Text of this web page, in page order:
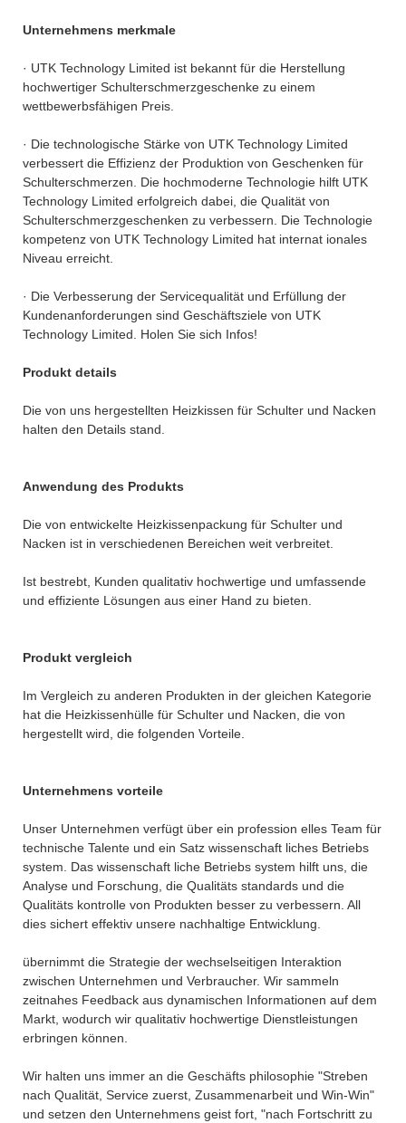
Unternehmens merkmale
· UTK Technology Limited ist bekannt für die Herstellung
hochwertiger Schulterschmerzgeschenke zu einem
wettbewerbsfähigen Preis.
· Die technologische Stärke von UTK Technology Limited
verbessert die Effizienz der Produktion von Geschenken für
Schulterschmerzen. Die hochmoderne Technologie hilft UTK
Technology Limited erfolgreich dabei, die Qualität von
Schulterschmerzgeschenken zu verbessern. Die Technologie
kompetenz von UTK Technology Limited hat internat ionales
Niveau erreicht.
· Die Verbesserung der Servicequalität und Erfüllung der
Kundenanforderungen sind Geschäftsziele von UTK
Technology Limited. Holen Sie sich Infos!
Produkt details
Die von uns hergestellten Heizkissen für Schulter und Nacken
halten den Details stand.
Anwendung des Produkts
Die von entwickelte Heizkissenpackung für Schulter und
Nacken ist in verschiedenen Bereichen weit verbreitet.
Ist bestrebt, Kunden qualitativ hochwertige und umfassende
und effiziente Lösungen aus einer Hand zu bieten.
Produkt vergleich
Im Vergleich zu anderen Produkten in der gleichen Kategorie
hat die Heizkissenhülle für Schulter und Nacken, die von
hergestellt wird, die folgenden Vorteile.
Unternehmens vorteile
Unser Unternehmen verfügt über ein profession elles Team für
technische Talente und ein Satz wissenschaft liches Betriebs
system. Das wissenschaft liche Betriebs system hilft uns, die
Analyse und Forschung, die Qualitäts standards und die
Qualitäts kontrolle von Produkten besser zu verbessern. All
dies sichert effektiv unsere nachhaltige Entwicklung.
übernimmt die Strategie der wechselseitigen Interaktion
zwischen Unternehmen und Verbraucher. Wir sammeln
zeitnahes Feedback aus dynamischen Informationen auf dem
Markt, wodurch wir qualitativ hochwertige Dienstleistungen
erbringen können.
Wir halten uns immer an die Geschäfts philosophie "Streben
nach Qualität, Service zuerst, Zusammenarbeit und Win-Win"
und setzen den Unternehmens geist fort, "nach Fortschritt zu